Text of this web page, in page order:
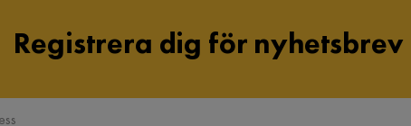
Registrera dig för nyhetsbrev